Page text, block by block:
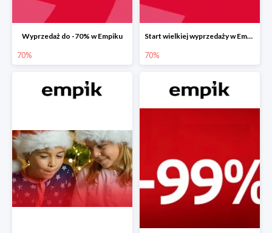
Wyprzedaż do -70% w Empiku
70%
Start wielkiej wyprzedaży w Empiku do -70%
70%